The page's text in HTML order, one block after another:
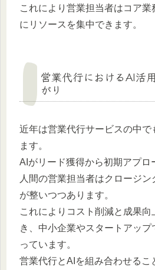
これにより営業担当者はコア
にリソースを集中できます。
営業代行におけるAI活
がり
近年は営業代行サービスの中で
ます。
AIがリード獲得から初期アプロ
人間の営業担当者はクロージ
が整いつつあります。
これによりコスト削減と成果
き、中小企業やスタートアッ
っています。
営業代行とAIを組み合わせるこ